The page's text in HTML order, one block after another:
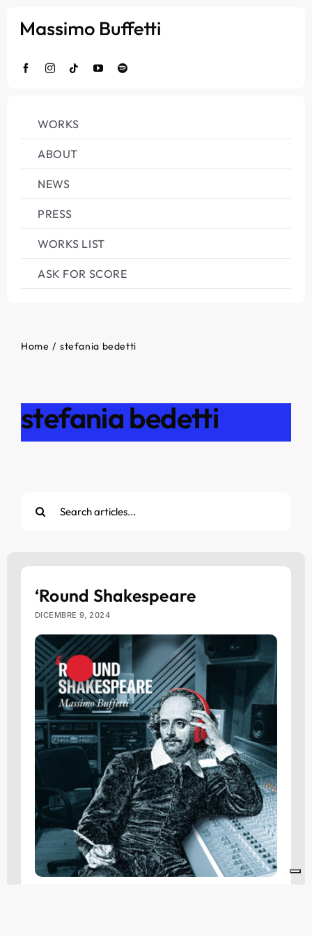
WORKS
ABOUT
NEWS
PRESS
WORKS LIST
ASK FOR SCORE
stefania bedetti
Home stefania bedetti
per:
‘Round Shakespeare
DICEMBRE 9, 2024